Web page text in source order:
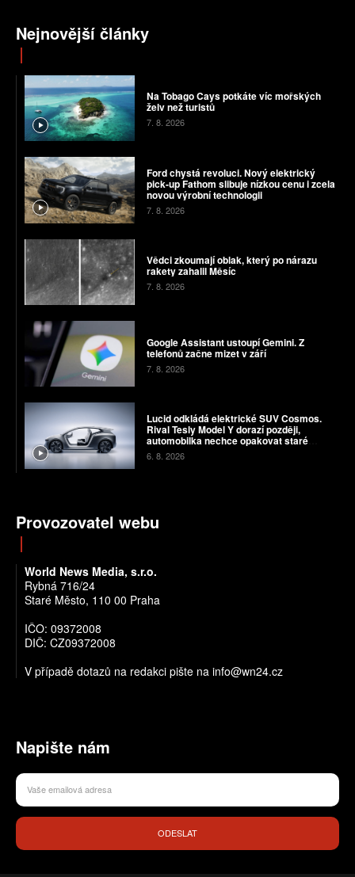
Nejnovější články
Na Tobago Cays potkáte víc mořských
želv než turistů
7. 8. 2026
Ford chystá revoluci. Nový elektrický
pick-up Fathom slibuje nízkou cenu i zcela
novou výrobní technologii
7. 8. 2026
Vědci zkoumají oblak, který po nárazu
rakety zahalil Měsíc
7. 8. 2026
Google Assistant ustoupí Gemini. Z
telefonů začne mizet v září
7. 8. 2026
Lucid odkládá elektrické SUV Cosmos.
Rival Tesly Model Y dorazí později,
automobilka nechce opakovat staré
chyby
6. 8. 2026
Provozovatel webu
World News Media, s.r.o.
Rybná 716/24
Staré Město, 110 00 Praha
IČO: 09372008
DIČ: CZ09372008
V případě dotazů na redakci pište na info@wn24.cz
Napište nám
ODESLAT